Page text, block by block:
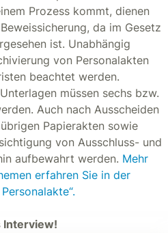
Prozess kommt, dienen
da im Gesetz
ist. Unabhängig
von Personalakten
beachtet werden.
müssen sechs bzw.
Auch nach Ausscheiden
Papierakten sowie
von Ausschluss- und
aufbewahrt werden. Mehr
erfahren Sie in der
Interview!